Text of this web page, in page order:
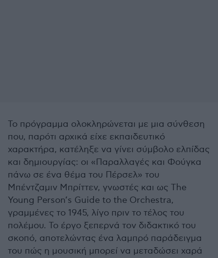
Το πρόγραμμα ολοκληρώνεται με μια σύνθεση
που, παρότι αρχικά είχε εκπαιδευτικό
χαρακτήρα, κατέληξε να γίνει σύμβολο ελπίδας
και δημιουργίας: οι «Παραλλαγές και Φούγκα
πάνω σε ένα θέμα του Πέρσελ» του
Μπέντζαμιν Μπρίττεν, γνωστές και ως The
Young Person’s Guide to the Orchestra,
γραμμένες το 1945, λίγο πριν το τέλος του
πολέμου. Το έργο ξεπερνά τον διδακτικό του
σκοπό, αποτελώντας ένα λαμπρό παράδειγμα
του πώς η μουσική μπορεί να μεταδώσει χαρά